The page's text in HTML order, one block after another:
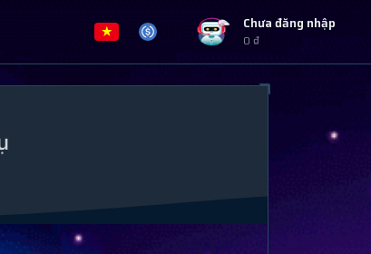
Chưa đăng nhập
0 ₫